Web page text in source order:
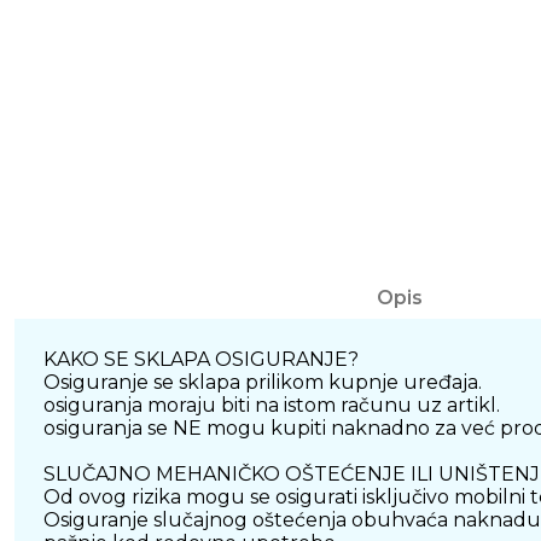
Opis
KAKO SE SKLAPA OSIGURANJE?
Osiguranje se sklapa prilikom kupnje uređaja.
osiguranja moraju biti na istom računu uz artikl.
osiguranja se NE mogu kupiti naknadno za već
SLUČAJNO MEHANIČKO OŠTEĆENJE ILI
Od ovog rizika mogu se osigurati isključivo mobilni
Osiguranje slučajnog oštećenja obuhvaća